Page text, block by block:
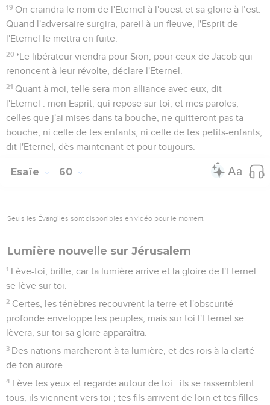
19 On craindra le nom de l'Eternel à l'ouest et sa gloire à l’est.
Quand l'adversaire surgira, pareil à un fleuve, l'Esprit de
l'Eternel le mettra en fuite.
20 *Le libérateur viendra pour Sion, pour ceux de Jacob qui
renoncent à leur révolte, déclare l'Eternel.
21 Quant à moi, telle sera mon alliance avec eux, dit
l'Eternel : mon Esprit, qui repose sur toi, et mes paroles,
celles que j'ai mises dans ta bouche, ne quitteront pas ta
bouche, ni celle de tes enfants, ni celle de tes petits-enfants,
dit l'Eternel, dès maintenant et pour toujours.
Esaïe 60
Seuls les Évangiles sont disponibles en vidéo pour le moment.
Lumière nouvelle sur Jérusalem
1 Lève-toi, brille, car ta lumière arrive et la gloire de l'Eternel
se lève sur toi.
2 Certes, les ténèbres recouvrent la terre et l'obscurité
profonde enveloppe les peuples, mais sur toi l'Eternel se
lèvera, sur toi sa gloire apparaîtra.
3 Des nations marcheront à ta lumière, et des rois à la clarté
de ton aurore.
4 Lève tes yeux et regarde autour de toi : ils se rassemblent
tous, ils viennent vers toi ; tes fils arrivent de loin et tes filles